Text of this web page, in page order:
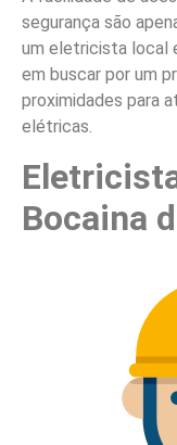
segurança são
um eletricista local
em buscar por um
proximidades para
elétricas.
Bocaina